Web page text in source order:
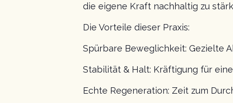
die eigene Kraft nachhaltig zu
Die Vorteile dieser Praxis:
Spürbare Beweglichkeit: Gezielte
Stabilität & Halt: Kräftigung für
Echte Regeneration: Zeit zum